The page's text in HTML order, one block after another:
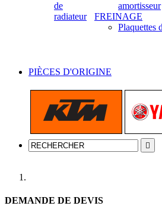
de
radiateur
amortisseur
FREINAGE
Plaquettes
PIÈCES D'ORIGINE

DEMANDE DE DEVIS